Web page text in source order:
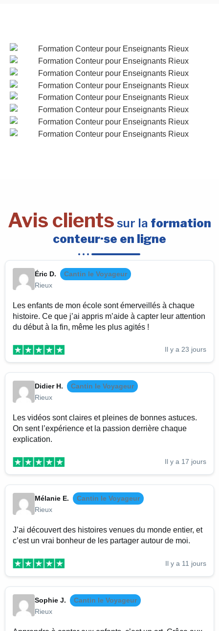
Avis clients sur la formation
conteur·se en ligne
Éric D.
Cantin le Voyageur
Rieux
Les enfants de mon école sont émerveillés à chaque
histoire. Ce que j’ai appris m’aide à capter leur attention
du début à la fin, même les plus agités !
Il y a 23 jours
Didier H.
Cantin le Voyageur
Rieux
Les vidéos sont claires et pleines de bonnes astuces.
On sent l’expérience et la passion derrière chaque
explication.
Il y a 17 jours
Mélanie E.
Cantin le Voyageur
Rieux
J’ai découvert des histoires venues du monde entier, et
c’est un vrai bonheur de les partager autour de moi.
Il y a 11 jours
Sophie J.
Cantin le Voyageur
Rieux